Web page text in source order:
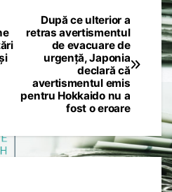
După ce ulterior a
retras avertismentul
de evacuare de
urgență, Japonia
declară că
avertismentul emis
pentru Hokkaido nu a
fost o eroare